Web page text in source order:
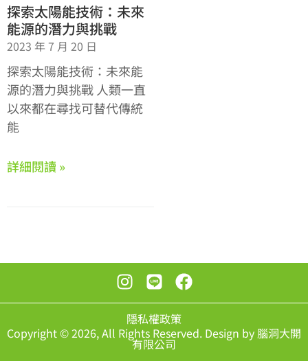
探索太陽能技術：未來
能源的潛力與挑戰
2023 年 7 月 20 日
探索太陽能技術：未來能
源的潛力與挑戰 人類一直
以來都在尋找可替代傳統
能
詳細閱讀 »
隱私權政策
Copyright © 2026, All Rights Reserved. Design by 腦洞大開
有限公司